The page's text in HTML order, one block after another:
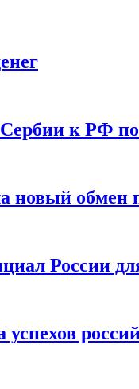
к РФ по
новый
России